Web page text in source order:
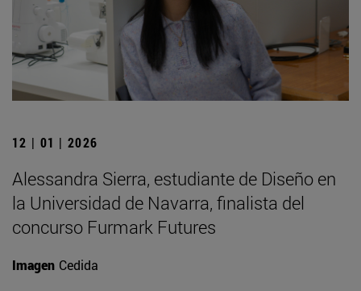
12 | 01 | 2026
Alessandra Sierra, estudiante de Diseño en
la Universidad de Navarra, finalista del
concurso Furmark Futures
Imagen Cedida